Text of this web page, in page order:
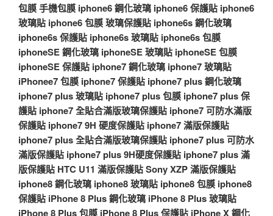
包膜手機包膜 iphone6 鋼化玻璃 iphone6 保護貼 iphone6
玻璃貼 iphone6 包膜玻璃保護貼 iphone6s 鋼化玻璃
iphone6s 保護貼 iphone6s 玻璃貼 iphone6s 包膜
iphoneSE 鋼化玻璃 iphoneSE 玻璃貼 iphoneSE 包膜
iphoneSE 保護貼 iphone7 鋼化玻璃 iphone7 玻璃貼
iPhonee7 包膜 iphone7 保護貼 iphone7 plus 鋼化玻璃
iphone7 plus 玻璃貼 iphone7 plus 包膜 iphone7 plus 保
護貼 iphone7 全貼合滿版玻璃保護貼 iphone7 可防水滿版
保護貼 iphone7 9H 硬度保護貼 iphone7 滿版保護貼
iphone7 plus 全貼合滿版玻璃保護貼 iphone7 plus 可防水
滿版保護貼 iphone7 plus 9H硬度保護貼 iphone7 plus 滿
版保護貼 HTC U11 滿版保護貼Sony XZP 滿版保護貼
iphone8 鋼化玻璃 iphone8 玻璃貼 iphone8 包膜 iphone8
保護貼 iPhone 8 Plus 鋼化玻璃 iPhone 8 Plus 玻璃貼
iPhone 8 Plus 包膜 iPhone 8 Plus 保護貼 iPhone X 鋼化